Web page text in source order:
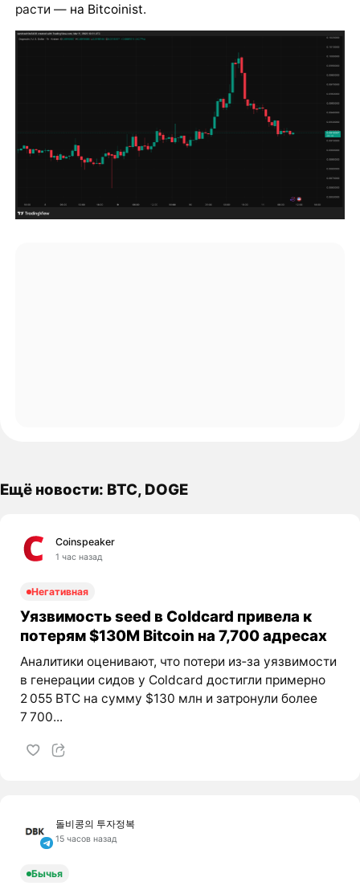
расти — на Bitcoinist.
Ещё новости: BTC, DOGE
Coinspeaker
1 час назад
Негативная
Уязвимость seed в Coldcard привела к
потерям $130M Bitcoin на 7,700 адресах
Аналитики оценивают, что потери из‑за уязвимости
в генерации сидов у Coldcard достигли примерно
2 055 BTC на сумму $130 млн и затронули более
7 700...
돌비콩의 투자정복
15 часов назад
Бычья